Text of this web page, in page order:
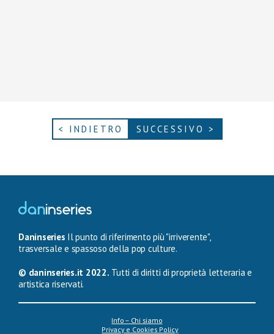
< INDIETRO SUCCESSIVO >
Daninseries Il punto di riferimento più "irriverente",
trasversale e spassoso della pop culture.
© daninseries.it 2022. Tutti di diritti di proprietà letteraria e
artistica riservati.
Info – Chi siamo
Privacy e Cookies Policy